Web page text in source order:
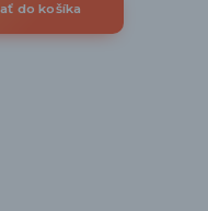
do košíka